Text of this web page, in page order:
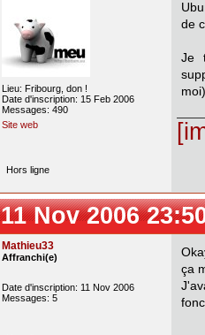
Lieu: Fribourg, don !
Date d'inscription: 15 Feb 2006
Messages: 490
Site web
de
Je
Hors ligne
11 Nov 2006
Mathieu33
Affranchi(e)
Date d'inscription: 11 Nov 2006
Messages: 5
ça